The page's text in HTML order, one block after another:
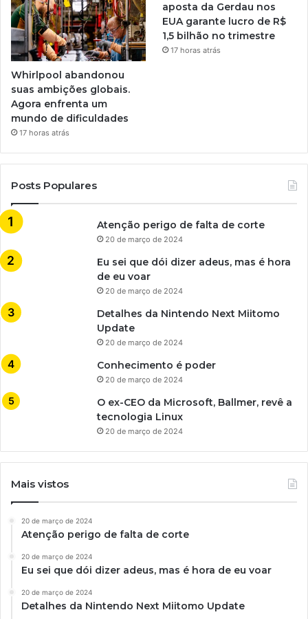
Whirlpool abandonou
suas ambições globais.
Agora enfrenta um
mundo de dificuldades
17 horas atrás
aposta da Gerdau nos
EUA garante lucro de R$
1,5 bilhão no trimestre
17 horas atrás
Posts Populares
Atenção perigo de falta de corte
20 de março de 2024
Eu sei que dói dizer adeus, mas é hora
de eu voar
20 de março de 2024
Detalhes da Nintendo Next Miitomo
Update
20 de março de 2024
Conhecimento é poder
20 de março de 2024
O ex-CEO da Microsoft, Ballmer, revê a
tecnologia Linux
20 de março de 2024
Mais vistos
20 de março de 2024
Atenção perigo de falta de corte
20 de março de 2024
Eu sei que dói dizer adeus, mas é hora de eu voar
20 de março de 2024
Detalhes da Nintendo Next Miitomo Update